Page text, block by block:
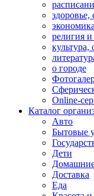
здоровье,
экономика
религия
о городе
Online-
Каталог
Авто
Бытовые
Дети
Доставка
Еда